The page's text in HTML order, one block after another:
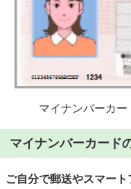
マイナンバーカ
マイナンバーカード
ご自分で郵送やスマー